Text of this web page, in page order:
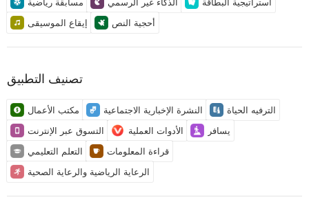
إيقاع الموسيقى
أحجية النص
تصنيف التطبيق
مكتب الأعمال النشرة الإخبارية الاجتماعية
الترفيه الحياة
التسوق عبر الإنترنت
الأدوات العملية
يسافر
التعلم التعليمي
قراءة المعلومات
الرعاية الرياضية والرعاية الصحية